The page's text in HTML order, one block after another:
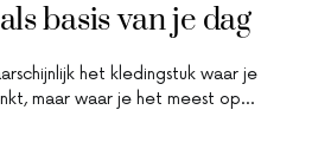
basis van je dag
het kledingstuk waar je
maar waar je het meest op…